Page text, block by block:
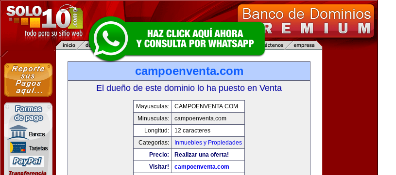
campoenventa.com
El dueño de este dominio lo ha puesto en Venta
Mayusculas:
CAMPOENVENTA.COM
Minusculas:
campoenventa.com
Longitud:
12 caracteres
Categorias:
Inmuebles y Propiedades
Precio:
Realizar una oferta!
Visitar!
campoenventa.com